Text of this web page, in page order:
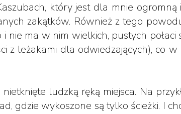
który jest dla mnie ogromną
zakątków. Również z tego
nie ma w nim wielkich, pustych
z leżakami dla odwiedzających), co w
ludzką ręką miejsca. Na
gdzie wykoszone są tylko ścieżki. I